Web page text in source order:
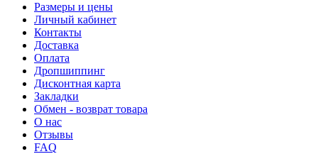
Размеры и цены
Личный кабинет
Контакты
Доставка
Оплата
Дропшиппинг
Дисконтная карта
Закладки
Обмен - возврат товара
О нас
Отзывы
FAQ